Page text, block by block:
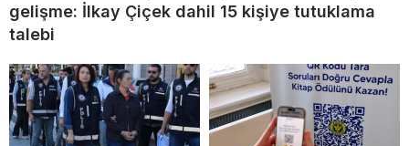
gelişme: İlkay Çiçek dahil 15 kişiye tutuklama
talebi